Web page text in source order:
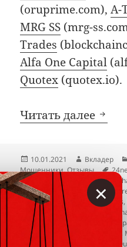
(oruprime.com),A-
MRG SS (mrg-
Trades
Alfa One Capital
Quotex (quotex.io).
Читать далее
Опубликовано
10.01.2021 Автор
Вкладер
Мошенники,Отзывы
One Capital
,All top Market,
Trades, CFBroker Colibri FX
Dividendcare, Endless Horizons,
Traders
FXActiv
kovex8 , Krypto Knights KY
Melvin Trading Waves
Om-m
Oru Prime
×